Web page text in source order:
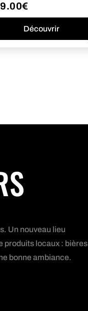
€
Découvrir
Un nouveau lieu
produits locaux : bières
bonne ambiance.